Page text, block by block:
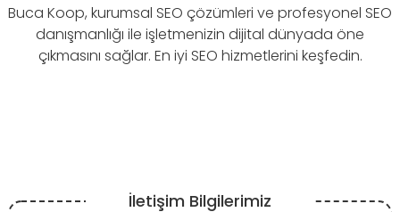
Buca Koop, kurumsal SEO çözümleri ve profesyonel SEO
danışmanlığı ile işletmenizin dijital dünyada öne
çıkmasını sağlar. En iyi SEO hizmetlerini keşfedin.
İletişim Bilgilerimiz